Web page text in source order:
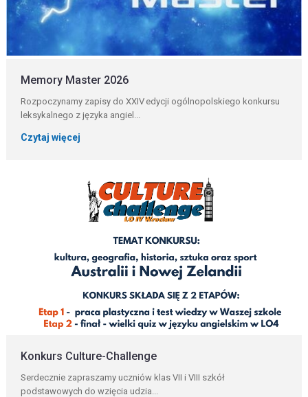
Memory Master 2026
Rozpoczynamy zapisy do XXIV edycji ogólnopolskiego konkursu
leksykalnego z języka angiel...
Czytaj więcej
Konkurs Culture-Challenge
Serdecznie zapraszamy uczniów klas VII i VIII szkół
podstawowych do wzięcia udzia...